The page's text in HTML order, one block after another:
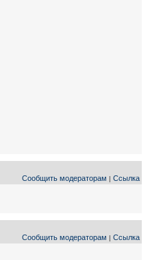
Сообщить модераторам | Ссылка
Сообщить модераторам | Ссылка